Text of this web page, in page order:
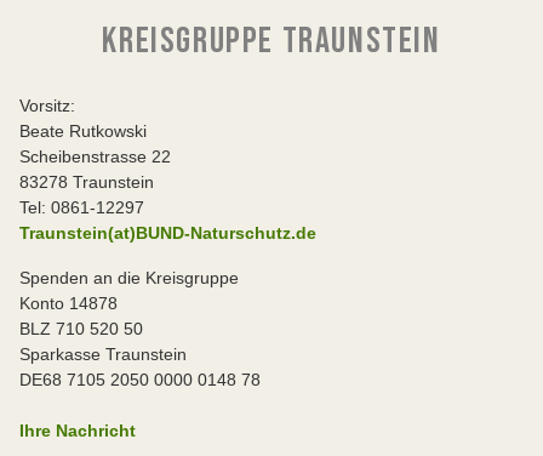
KREISGRUPPE TRAUNSTEIN
Vorsitz:
Beate Rutkowski
Scheibenstrasse 22
83278 Traunstein
Tel: 0861-12297
Traunstein(at)BUND-Naturschutz.de
Spenden an die Kreisgruppe
Konto 14878
BLZ 710 520 50
Sparkasse Traunstein
DE68 7105 2050 0000 0148 78
Ihre Nachricht